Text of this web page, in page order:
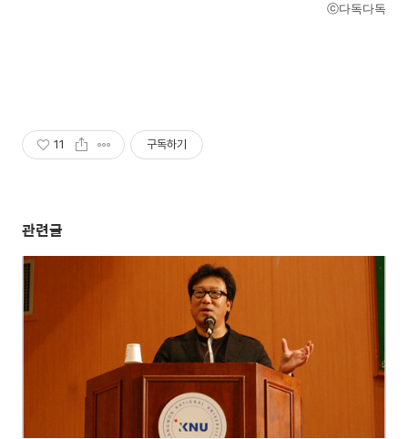
ⓒ다독다독
11 구독하기
관련글